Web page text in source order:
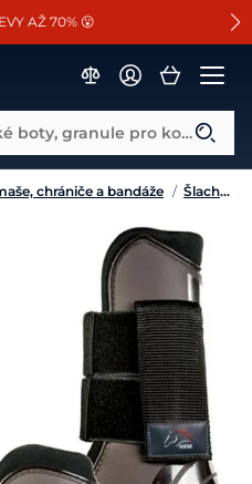
vše od Cassini!
AŽ 70% 😮
sedlům ZDARMA 🐴
Co hledáte? Např. jezdecké boty, granule pro koně...
chrániče a bandáže / Šlachovky